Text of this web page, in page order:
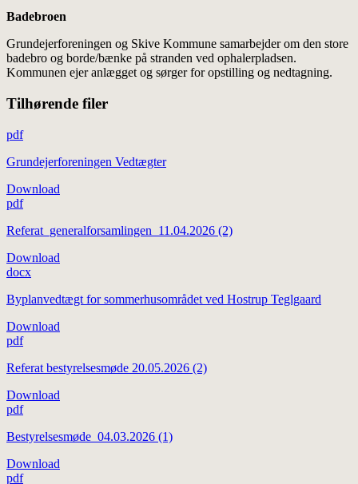
Badebroen
Grundejerforeningen og Skive Kommune samarbejder om den store
badebro og borde/bænke på stranden ved ophalerpladsen.
Kommunen ejer anlægget og sørger for opstilling og nedtagning.
Tilhørende filer
pdf
Grundejerforeningen Vedtægter
Download
pdf
Referat_generalforsamlingen_11.04.2026 (2)
Download
docx
Byplanvedtægt for sommerhusområdet ved Hostrup Teglgaard
Download
pdf
Referat bestyrelsesmøde 20.05.2026 (2)
Download
pdf
Bestyrelsesmøde_04.03.2026 (1)
Download
pdf